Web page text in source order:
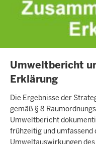
INHALTSSEITE
Umweltbericht
Erklärung
Die Ergebnisse der
gemäß § 8
Umweltbericht
frühzeitig und
Umweltauswirkungen